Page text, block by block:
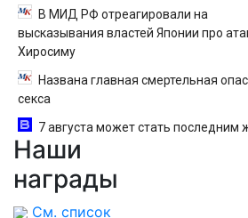
В МИД РФ отреагировали на
высказывания властей Японии про
Хиросиму
Названа главная смертельная
секса
7 августа может стать последним
днем этого лета в Москве - Новости на
Наши
награды
См. список